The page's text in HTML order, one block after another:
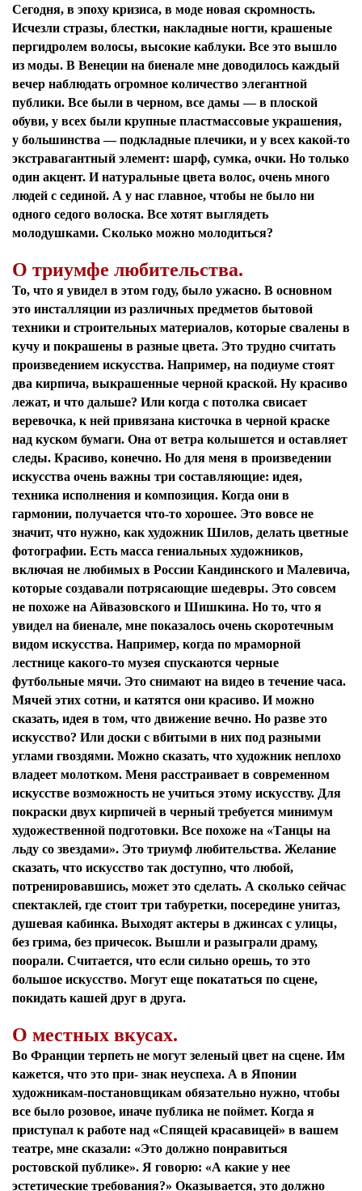
Сегодня, в эпоху кризиса, в моде новая скромность.
Исчезли стразы, блестки, накладные ногти, крашеные
пергидролем волосы, высокие каблуки. Все это вышло
из моды. В Венеции на биенале мне доводилось каждый
вечер наблюдать огромное количество элегантной
публики. Все были в черном, все дамы — в плоской
обуви, у всех были крупные пластмассовые украшения,
у большинства — подкладные плечики, и у всех какой-то
экстравагантный элемент: шарф, сумка, очки. Но только
один акцент. И натуральные цвета волос, очень много
людей с сединой. А у нас главное, чтобы не было ни
одного седого волоска. Все хотят выглядеть
молодушками. Сколько можно молодиться?
О триумфе любительства.
То, что я увидел в этом году, было ужасно. В основном
это инсталляции из различных предметов бытовой
техники и строительных материалов, которые свалены в
кучу и покрашены в разные цвета. Это трудно считать
произведением искусства. Например, на подиуме стоят
два кирпича, выкрашенные черной краской. Ну красиво
лежат, и что дальше? Или когда с потолка свисает
веревочка, к ней привязана кисточка в черной краске
над куском бумаги. Она от ветра колышется и оставляет
следы. Красиво, конечно. Но для меня в произведении
искусства очень важны три составляющие: идея,
техника исполнения и композиция. Когда они в
гармонии, получается что-то хорошее. Это вовсе не
значит, что нужно, как художник Шилов, делать цветные
фотографии. Есть масса гениальных художников,
включая не любимых в России Кандинского и Малевича,
которые создавали потрясающие шедевры. Это совсем
не похоже на Айвазовского и Шишкина. Но то, что я
увидел на биенале, мне показалось очень скоротечным
видом искусства. Например, когда по мраморной
лестнице какого-то музея спускаются черные
футбольные мячи. Это снимают на видео в течение часа.
Мячей этих сотни, и катятся они красиво. И можно
сказать, идея в том, что движение вечно. Но разве это
искусство? Или доски с вбитыми в них под разными
углами гвоздями. Можно сказать, что художник неплохо
владеет молотком. Меня расстраивает в современном
искусстве возможность не учиться этому искусству. Для
покраски двух кирпичей в черный требуется минимум
художественной подготовки. Все похоже на «Танцы на
льду со звездами». Это триумф любительства. Желание
сказать, что искусство так доступно, что любой,
потренировавшись, может это сделать. А сколько сейчас
спектаклей, где стоит три табуретки, посередине унитаз,
душевая кабинка. Выходят актеры в джинсах с улицы,
без грима, без причесок. Вышли и разыграли драму,
поорали. Считается, что если сильно орешь, то это
большое искусство. Могут еще покататься по сцене,
покидать кашей друг в друга.
О местных вкусах.
Во Франции терпеть не могут зеленый цвет на сцене. Им
кажется, что это при- знак неуспеха. А в Японии
художникам-постановщикам обязательно нужно, чтобы
все было розовое, иначе публика не поймет. Когда я
приступал к работе над «Спящей красавицей» в вашем
театре, мне сказали: «Это должно понравиться
ростовской публике». Я говорю: «А какие у нее
эстетические требования?» Оказывается, это должно